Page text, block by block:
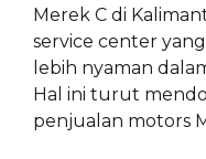
Merek C di
service center
lebih nyaman
Hal ini turut
penjualan motors